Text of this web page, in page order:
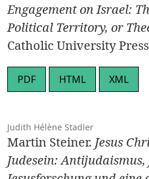
Engagement on Israel:
Political Territory, or
Catholic University
PDF HTML XML
Judith Hélène Stadler
Martin Steiner. Jesus
Judesein: